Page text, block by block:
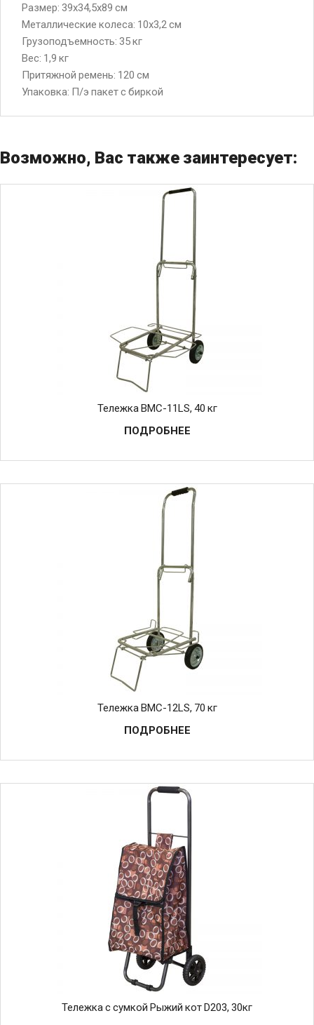
Размер: 39х34,5х89 см
Металлические колеса: 10х3,2 см
Грузоподъемность: 35 кг
Вес: 1,9 кг
Притяжной ремень: 120 см
Упаковка: П/э пакет с биркой
Возможно, Вас также заинтересует:
Тележка BMC-11LS, 40 кг
ПОДРОБНЕЕ
Тележка BMC-12LS, 70 кг
ПОДРОБНЕЕ
Тележка с сумкой Рыжий кот D203, 30кг